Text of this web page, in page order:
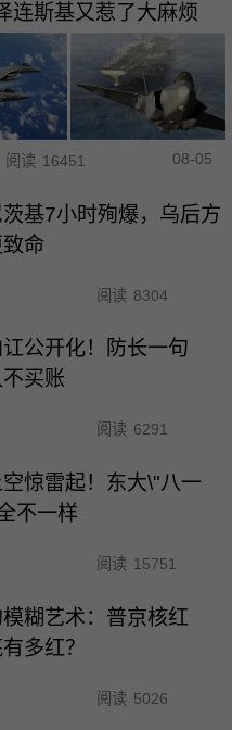
连斯基又惹了大麻烦
阅读 16451 08-05
基7小时殉爆，乌后方
命
阅读 8304
公开化！防长一句
买账
阅读 6291
惊雷起！东大\"八一
不一样
阅读 15751
糊艺术：普京核红
多红？
阅读 5026